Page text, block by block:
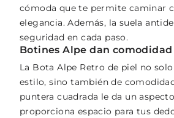
cómoda que te permite caminar
elegancia. Además, la suela
seguridad en cada paso.
Botines Alpe dan
La Bota Alpe Retro de piel no
estilo, sino también de
puntera cuadrada le da un
proporciona espacio para tus